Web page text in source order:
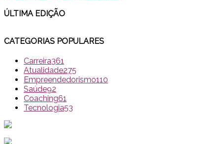
ÚLTIMA EDIÇÃO
CATEGORIAS POPULARES
Carreira361
Atualidade275
Empreendedorismo110
Saúde92
Coaching61
Tecnologia53